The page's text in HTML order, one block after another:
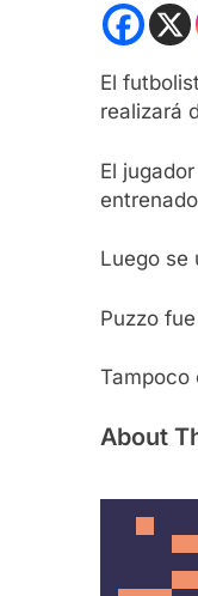
El
realizará
El
Luego se
Puzzo
Tampoco
About